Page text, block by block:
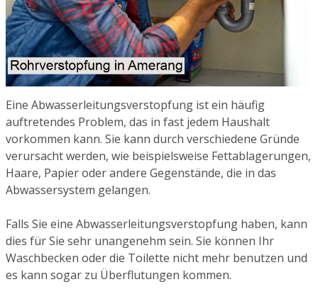
Eine Abwasserleitungsverstopfung ist ein häufig
auftretendes Problem, das in fast jedem Haushalt
vorkommen kann. Sie kann durch verschiedene Gründe
verursacht werden, wie beispielsweise Fettablagerungen,
Haare, Papier oder andere Gegenstände, die in das
Abwassersystem gelangen.
Falls Sie eine Abwasserleitungsverstopfung haben, kann
dies für Sie sehr unangenehm sein. Sie können Ihr
Waschbecken oder die Toilette nicht mehr benutzen und
es kann sogar zu Überflutungen kommen.